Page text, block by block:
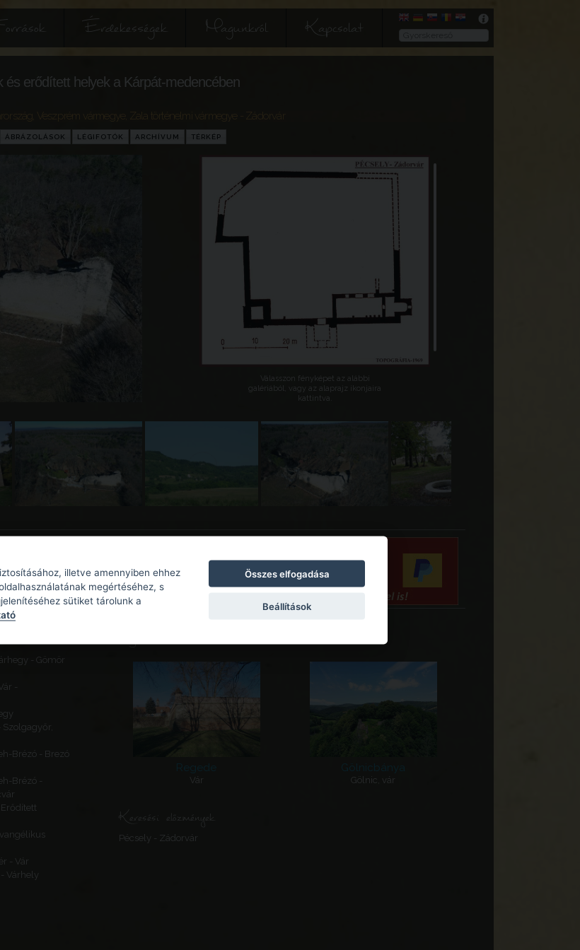
Érdekességek Magunkról Kapcsolat
és erődített helyek a Kárpát-medencében
Veszprém vármegye Zala történelmi vármegye - Zádorvár
ÁBRÁZOLÁSOK LÉGIFOTÓK ARCHÍVUM TÉRKÉP
Válasszon fényképet az alábbi
galériából, vagy az alaprajz ikonjaira
kattintva.
- Gömör
-
Brézó - Brezó
Brézó -
- Vár
Várhely
Regede
Vár
Gölnicbánya
Gölnic, vár
Keresési előzmények
Pécsely - Zádorvár
illetve amennyiben ehhez
megértéséhez, s
sütiket tárolunk a
Összes elfogadása
Beállítások